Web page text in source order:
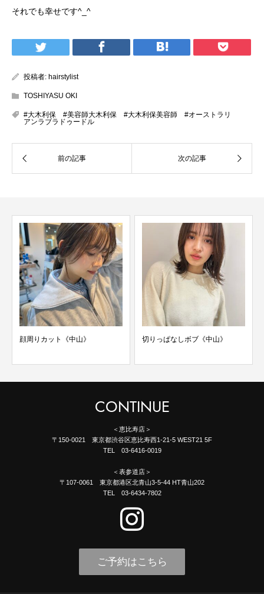
それでも幸せです^_^
投稿者: hairstylist
TOSHIYASU OKI
#大木利保 #美容師大木利保 #大木利保美容師 #オーストラリ
アンラブラドゥードル
顔周りカット《中山》 切りっぱなしボブ《中山》
CONTINUE
＜恵比寿店＞
〒150-0021 東京都渋谷区恵比寿西1-21-5 WEST21 5F
TEL 03-6416-0019
＜表参道店＞
〒107-0061 東京都港区北青山3-5-44 HT青山202
TEL 03-6434-7802
ご予約はこちら